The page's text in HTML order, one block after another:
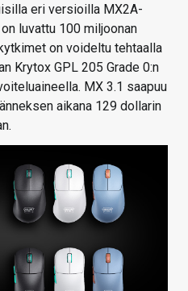
eri versioilla MX2A-
luvattu 100 miljoonan
on voideltu tehtaalla
Krytox GPL 205 Grade 0:n
MX 3.1 saapuu
aikana 129 dollarin